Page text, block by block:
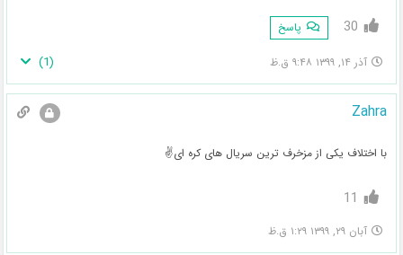
30 پاسخ
آذر ۱۴, ۱۳۹۹ ۹:۴۸ ق.ظ (
1
)
Zahra
با اختلاف یکی از مزخرف ترین سریال های کره ای✌
11
آبان ۲۹, ۱۳۹۹ ۱:۲۹ ق.ظ